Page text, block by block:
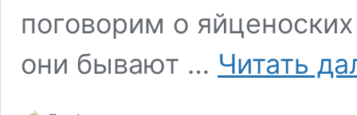
поговорим о
они бывают … Читать